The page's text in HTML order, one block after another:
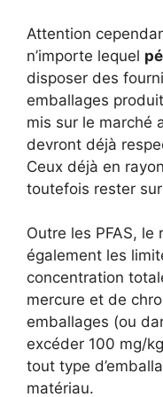
Attention
n’importe lequel
disposer des
emballages
mis sur le marché
devront déjà
Ceux déjà en
toutefois rester
Outre les PFAS,
également les
concentration
mercure et de
emballages (ou
excéder 100 mg/
tout type
matériau.